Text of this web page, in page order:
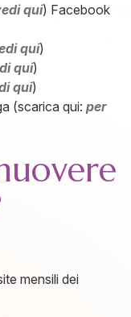
qui) Facebook
qui)
qui)
qui)
(scarica qui: per
mensili dei